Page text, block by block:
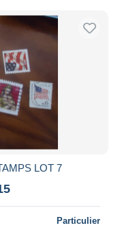
LOT 7
Particulier